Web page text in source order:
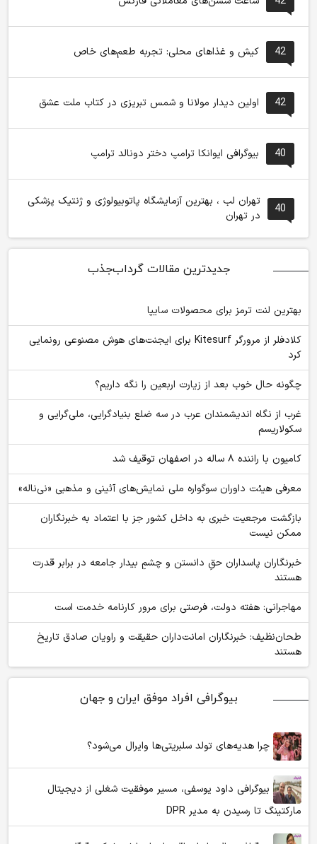
42 کیش و غذاهای محلی: تجربه طعم‌های خاص
42 اولین دیدار مولانا و شمس تبریزی در کتاب ملت عشق
40 بیوگرافی ایوانکا ترامپ دختر دونالد ترامپ
40
تهران لب ، بهترین آزمایشگاه پاتوبیولوژی و ژنتیک پزشکی
در تهران
جدیدترین مقالات گرداب‌جذب
بهترین لنت ترمز برای محصولات سایپا
کلادفلر از مرورگر Kitesurf برای ایجنت‌های هوش مصنوعی رونمایی
کرد
چگونه حال خوب بعد از زیارت اربعین را نگه داریم؟
غرب از نگاه اندیشمندان عرب در سه ضلع بنیادگرایی، ملی‌گرایی و
سکولاریسم
کامیون با راننده ۸ ساله در اصفهان توقیف شد
معرفی هیئت داوران سوگواره ملی نمایش‌های آئینی و مذهبی «نی‌ناله»
بازگشت مرجعیت خبری به داخل کشور جز با اعتماد به خبرنگاران
ممکن نیست
‏خبرنگاران پاسداران حقِ دانستن و چشمِ بیدار جامعه در برابر قدرت
هستند
مهاجرانی: هفته دولت، فرصتی برای مرور کارنامه خدمت است
طحان‌نظیف: خبرنگاران امانت‌داران حقیقت و راویان صادق تاریخ‌
هستند
بیوگرافی افراد موفق ایران و جهان
چرا هدیه‌های تولد سلبریتی‌ها وایرال می‌شود؟
بیوگرافی داود یوسفی، مسیر موفقیت شغلی از دیجیتال
مارکتینگ تا رسیدن به مدیر DPR